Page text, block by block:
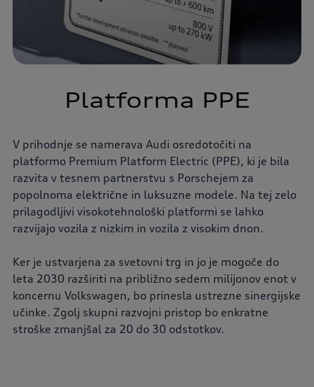
Platforma PPE
V prihodnje se namerava Audi osredotočiti na
platformo Premium Platform Electric (PPE), ki je bila
razvita v tesnem partnerstvu s Porschejem za
popolnoma električne in luksuzne modele. Na tej zelo
prilagodljivi visokotehnološki platformi se lahko
razvijajo vozila z nizkim in vozila z visokim dnon.
Ker je ustvarjena za svetovni trg in jo je mogoče do
leta 2030 razširiti na približno sedem milijonov enot v
koncernu Volkswagen, bo prinesla ustrezne sinergijske
učinke. Zgolj skupni razvojni pristop bo enkratne
stroške zmanjšal za 20 do 30 odstotkov.